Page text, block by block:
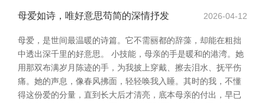
母爱如诗，唯好意思苟简的深情抒发 2026-04-12
母爱，是世间最温暖的诗篇。它不需丽都的辞藻，却能在粗拙
中透出深千里的好意思。 小技能，母亲的手是暖和的港湾。她
用那双布满岁月陈迹的手，为我披上穿戴、擦去泪水、抚平伤
痛。她的声息，像春风拂面，轻轻唤我入睡。其时的我，不懂
得这份爱的分量，直到长大后才清亮，底本母亲的付出，早已